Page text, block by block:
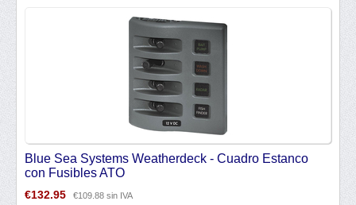
Blue Sea Systems Weatherdeck - Cuadro Estanco
con Fusibles ATO
€132.95 €109.88 sin IVA